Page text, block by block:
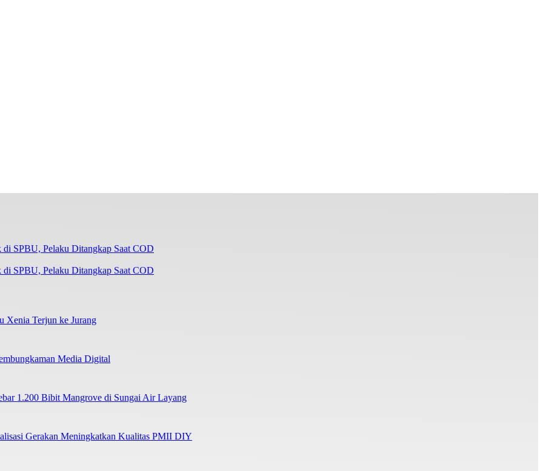
SPBU, Pelaku Ditangkap Saat COD
Xenia Terjun ke Jurang
Media Digital
1.200 Bibit Mangrove di Sungai Air Layang
Gerakan Meningkatkan Kualitas PMII DIY